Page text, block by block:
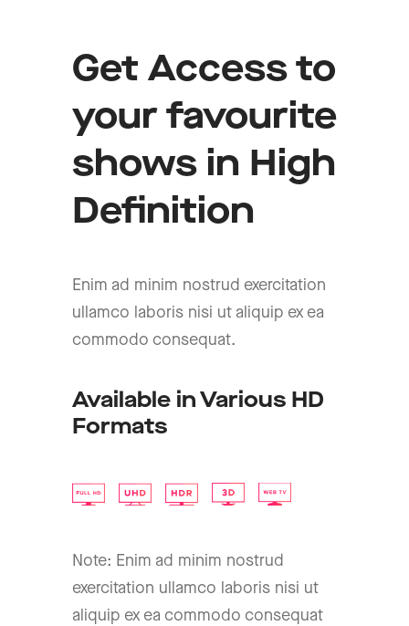
Get Access to
your favourite
shows in High
Definition
Enim ad minim nostrud exercitation
ullamco laboris nisi ut aliquip ex ea
commodo consequat.
Available in Various HD
Formats
Note: Enim ad minim nostrud
exercitation ullamco laboris nisi ut
aliquip ex ea commodo consequat